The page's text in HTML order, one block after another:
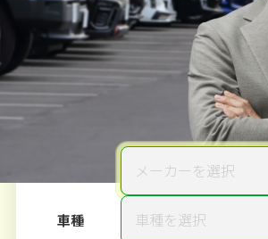
電話か出張か、高い方の査定を提案。
だから高価買取!
20秒で入力完
無料で カンタン
ご依頼いただいたお車を丁寧に
メーカーを選択
車種 車種を選択